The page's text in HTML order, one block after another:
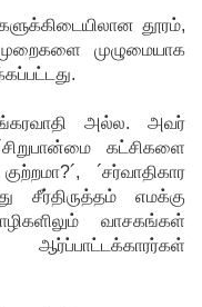
தூரம்,
முழுமையாக
அல்ல. அவர்
கட்சிகளை
´சர்வாதிகார
சீர்திருத்தம் எமக்கு
வாசகங்கள்